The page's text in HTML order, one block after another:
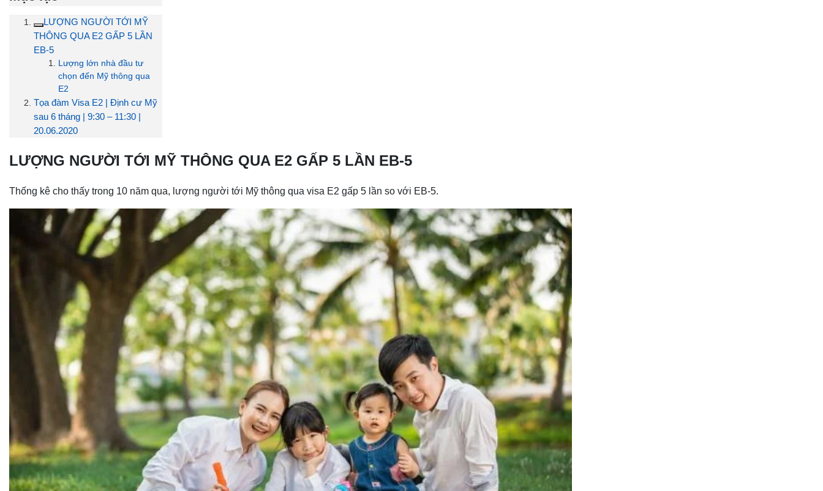
LƯỢNG NGƯỜI TỚI MỸ
THÔNG QUA E2 GẤP 5 LẦN
EB-5
Lượng lớn nhà đầu tư
chọn đến Mỹ thông qua
E2
Tọa đàm Visa E2 | Định cư Mỹ
sau 6 tháng | 9:30 – 11:30 |
20.06.2020
LƯỢNG NGƯỜI TỚI MỸ THÔNG QUA E2 GẤP 5 LẦN EB-5
Thống kê cho thấy trong 10 năm qua, lượng người tới Mỹ thông qua visa E2 gấp 5 lần so với EB-5.